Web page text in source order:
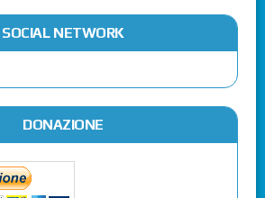
SOCIAL NETWORK
DONAZIONE